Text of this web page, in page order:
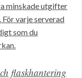
minskade utgifter
varje serverad
som du
flaskhantering